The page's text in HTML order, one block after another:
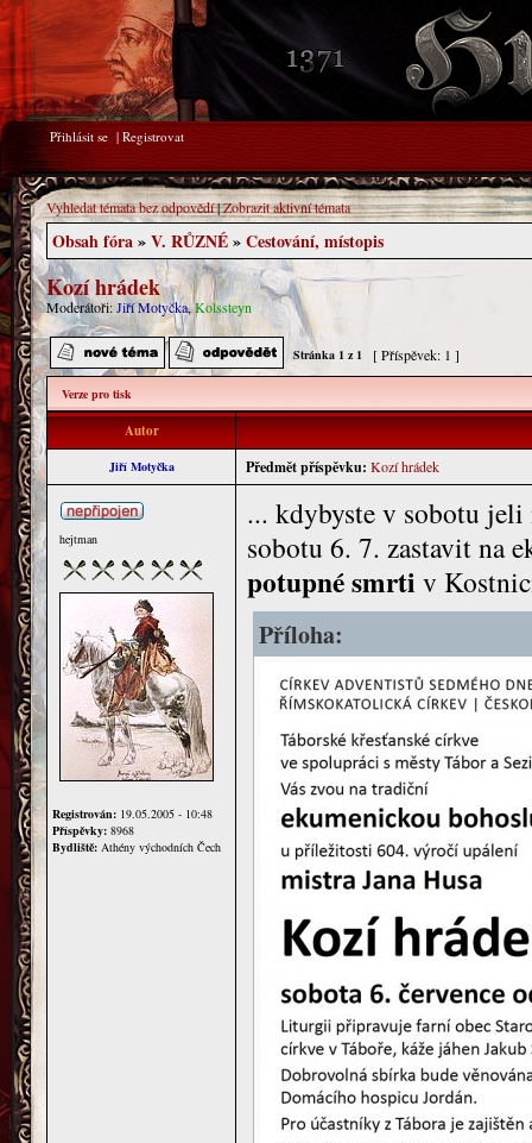
Přihlásit se | Registrovat
Vyhledat témata bez odpovědí|Zobrazit aktivní témata
Obsah fóra»V. RŮZNÉ»Cestování, místopis
Kozí hrádek
Moderátoři:Jiří Motyčka,Kolssteyn
Stránka 1 z 1 [ Příspěvek: 1 ]
Verze pro tisk
Autor
Jiří Motyčka Předmět příspěvku: Kozí hrádek
hejtman
Registrován: 19.05.2005 - 10:48
Příspěvky: 8968
Bydliště: Athény východních Čech
... kdybyste v sobotu
sobotu 6. 7. zastavit na
potupné smrti v
Příloha: